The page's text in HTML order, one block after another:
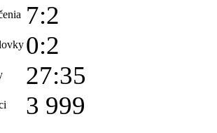
7:2
0:2
27:35
3 999